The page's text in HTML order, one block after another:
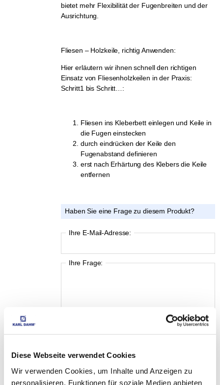
Diese Webseite verwendet Cookies
Wir verwenden Cookies, um Inhalte und Anzeigen zu
personalisieren, Funktionen für soziale Medien anbieten
bietet mehr Flexibilität der Fugenbreiten und der
Ausrichtung.
Fliesen – Holzkeile, richtig Anwenden:
Hier erläutern wir ihnen schnell den richtigen
Einsatz von Fliesenholzkeilen in der Praxis:
Schritt1 bis Schritt…:
Fliesen ins Kleberbett einlegen und Keile in
die Fugen einstecken
durch eindrücken der Keile den
Fugenabstand definieren
erst nach Erhärtung des Klebers die Keile
entfernen
Haben Sie eine Frage zu diesem Produkt?
Ihre E-Mail-Adresse:
Ihre Frage: